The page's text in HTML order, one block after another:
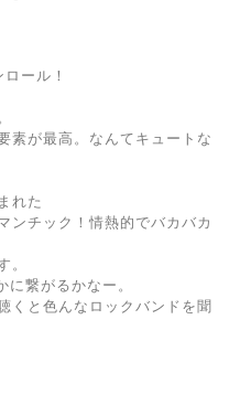
ール！
素が最高。なんてキュートな
れた
ンチック！情熱的でバカバカ
。
繋がるかなー。
くと色んなロックバンドを聞